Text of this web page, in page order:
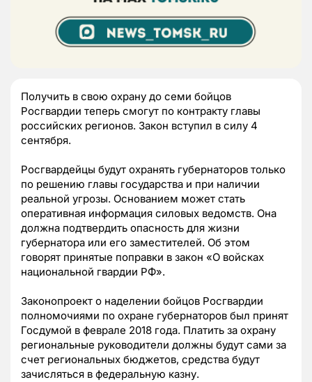
Получить в свою охрану до семи бойцов
Росгвардии теперь смогут по контракту главы
российских регионов. Закон вступил в силу 4
сентября.
Росгвардейцы будут охранять губернаторов только
по решению главы государства и при наличии
реальной угрозы. Основанием может стать
оперативная информация силовых ведомств. Она
должна подтвердить опасность для жизни
губернатора или его заместителей. Об этом
говорят принятые поправки в закон «О войсках
национальной гвардии РФ».
Законопроект о наделении бойцов Росгвардии
полномочиями по охране губернаторов был принят
Госдумой в феврале 2018 года. Платить за охрану
региональные руководители должны будут сами за
счет региональных бюджетов, средства будут
зачисляться в федеральную казну.